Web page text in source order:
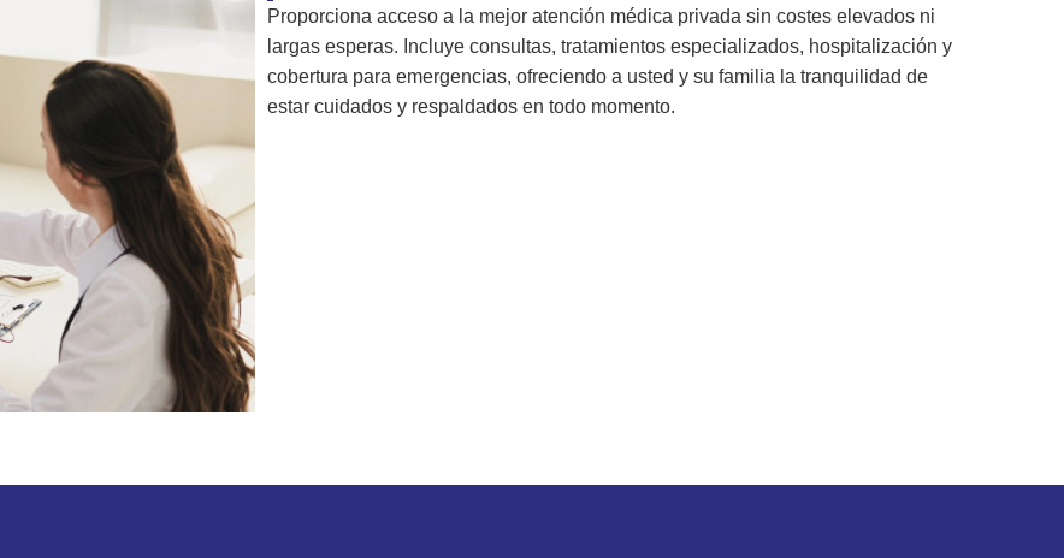
Proporciona acceso a la mejor atención médica privada sin costes elevados ni
largas esperas. Incluye consultas, tratamientos especializados, hospitalización y
cobertura para emergencias, ofreciendo a usted y su familia la tranquilidad de
estar cuidados y respaldados en todo momento.